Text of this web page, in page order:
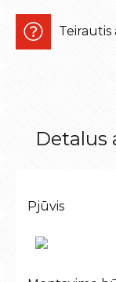
Teirautis
Detalus
Pjūvis